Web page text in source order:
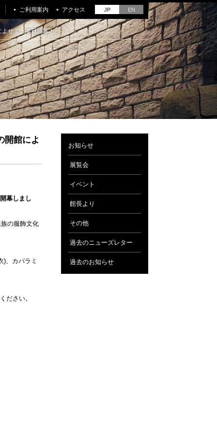
ご利用案内 アクセス JP EN
せて」本日開幕！
開館によ
幕しまし
の服飾文化
)、カパラミ
ださい。
お知らせ
展覧会
イベント
館長より
その他
過去のニューズレター
過去のお知らせ